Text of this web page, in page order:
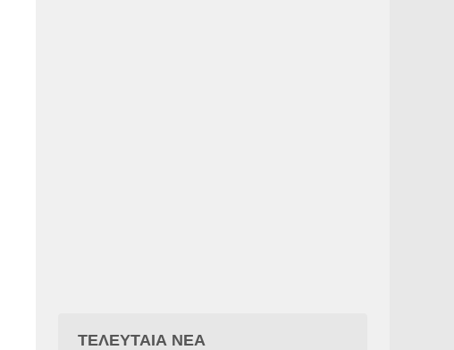
ΤΕΛΕΥΤΑΙΑ ΝΕΑ